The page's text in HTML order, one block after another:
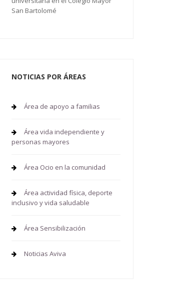
San Bartolomé
NOTICIAS POR ÁREAS
Área de apoyo a familias
Área vida independiente y
personas mayores
Área Ocio en la comunidad
Área actividad física, deporte
inclusivo y vida saludable
Área Sensibilización
Noticias Aviva